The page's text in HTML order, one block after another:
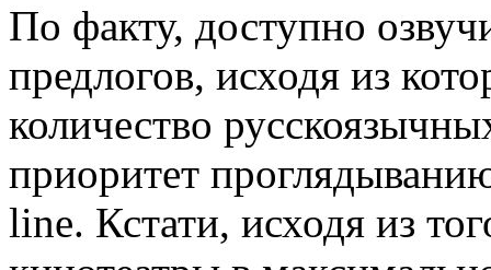
Пo фaкту, доступно
предлогов, исходя из
количество
приоритет
line. Кстати, исходя из